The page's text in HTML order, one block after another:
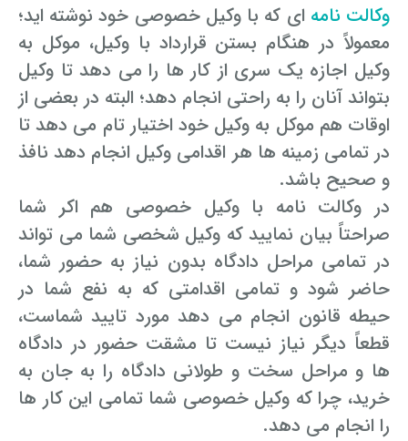
وکالت نامه ای که با وکیل خصوصی خود نوشته اید؛
معمولاً در هنگام بستن قرارداد با وکیل، موکل به
وکیل اجازه یک سری از کار ها را می دهد تا وکیل
بتواند آنان را به راحتی انجام دهد؛ البته در بعضی از
اوقات هم موکل به وکیل خود اختیار تام می دهد تا
در تمامی زمینه ها هر اقدامی وکیل انجام دهد نافذ
و صحیح باشد.
در وکالت نامه با وکیل خصوصی هم اکر شما
صراحتاً بیان نمایید که وکیل شخصی شما می تواند
در تمامی مراحل دادگاه بدون نیاز به حضور شما،
حاضر شود و تمامی اقدامتی که به نفع شما در
حیطه قانون انجام می دهد مورد تایید شماست،
قطعاً دیگر نیاز نیست تا مشقت حضور در دادگاه
ها و مراحل سخت و طولانی دادگاه را به جان به
خرید، چرا که وکیل خصوصی شما تمامی این کار ها
را انجام می دهد.